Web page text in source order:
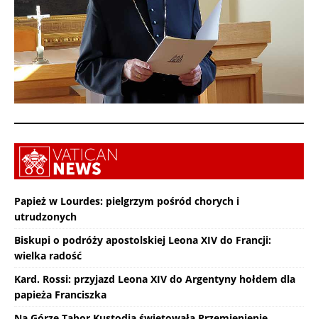
Papież w Lourdes: pielgrzym pośród chorych i
utrudzonych
Biskupi o podróży apostolskiej Leona XIV do Francji:
wielka radość
Kard. Rossi: przyjazd Leona XIV do Argentyny hołdem dla
papieża Franciszka